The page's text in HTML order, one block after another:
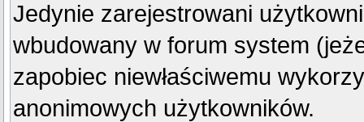
Jedynie zarejestrowani
wbudowany w forum system
zapobiec niewłaściwemu
anonimowych użytkowników.